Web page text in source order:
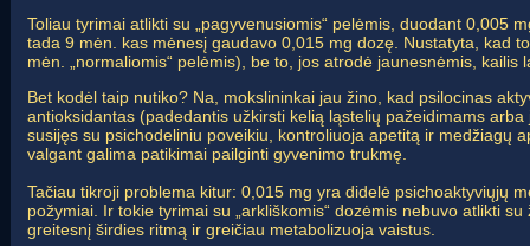
Toliau tyrimai atlikti su „pagyvenusiomis“ pelėmis, duodant 0,005
tada 9 mėn. kas mėnesį gaudavo 0,015 mg dozę. Nustatyta, kad
mėn. „normaliomis“ pelėmis), be to, jos atrodė jaunesnėmis, kailis
Bet kodėl taip nutiko? Na, mokslininkai jau žino, kad psilocinas
antioksidantas (padedantis užkirsti kelią ląstelių pažeidimams
susijęs su psichodeliniu poveikiu, kontroliuoja apetitą ir medžiagų
valgant galima patikimai pailginti gyvenimo trukmę.
Tačiau tikroji problema kitur: 0,015 mg yra didelė psichoaktyviųjų
požymiai. Ir tokie tyrimai su „arkliškomis“ dozėmis nebuvo atlikti
greitesnį širdies ritmą ir greičiau metabolizuoja vaistus.